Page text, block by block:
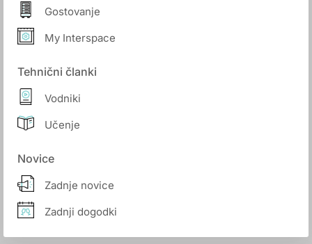
Gostovanje
My Interspace
Tehnični članki
Vodniki
Učenje
Novice
Zadnje novice
Zadnji dogodki